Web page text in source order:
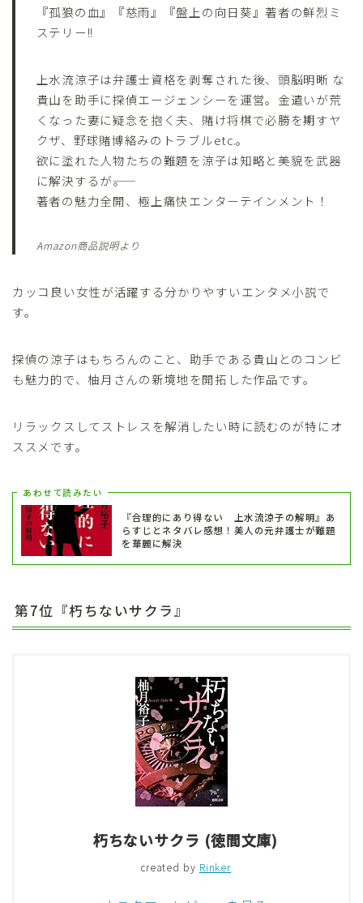
『孤狼の血』『慈雨』『盤上の向日葵』著者の鮮烈ミ
ステリー!!
上水流涼子は弁護士資格を剥奪された後、頭脳明晰 な
貴山を助手に探偵エージェンシーを運営。金遣いが荒
くなった妻に疑念を抱く夫、賭け将棋で必勝を期すヤ
クザ、野球賭博絡みのトラブルetc.。
欲に塗れた人物たちの難題を涼子は知略と美貌を武器
に解決するが――。
著者の魅力全開、極上痛快エンターテインメント！
Amazon商品説明より
カッコ良い女性が活躍する分かりやすいエンタメ小説で
す。
探偵の涼子はもちろんのこと、助手である貴山とのコンビ
も魅力的で、柚月さんの新境地を開拓した作品です。
リラックスしてストレスを解消したい時に読むのが特にオ
ススメです。
あわせて読みたい
『合理的にあり得ない 上水流涼子の解明』あ
らすじとネタバレ感想！美人の元弁護士が難題
を華麗に解決
第7位『朽ちないサクラ』
朽ちないサクラ (徳間文庫)
created by Rinker